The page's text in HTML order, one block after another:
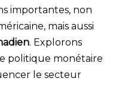
importantes, non
mais aussi
. Explorons
politique monétaire
le secteur